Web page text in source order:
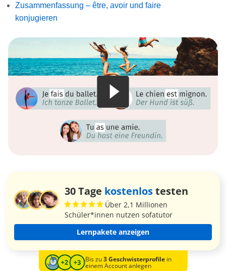
Zusammenfassung – être, avoir und faire
konjugieren
30 Tage kostenlostesten
Über 2,1 Millionen
Schüler*innen nutzen sofatutor
Lernpakete anzeigen
Bis zu3 Geschwisterprofilein
einem Account anlegen